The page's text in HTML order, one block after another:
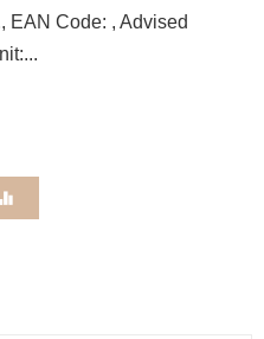
EAN Code: , Advised